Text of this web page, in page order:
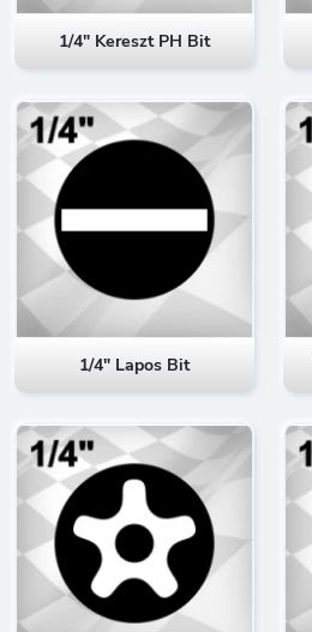
1/4" Kereszt PH Bit
1/4" Lapos Bit